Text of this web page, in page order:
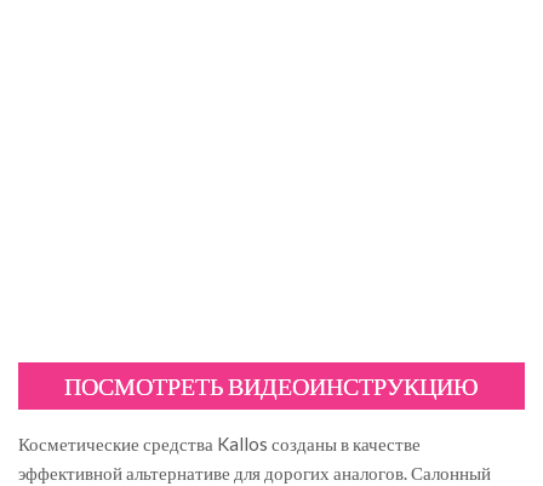
ПОСМОТРЕТЬ ВИДЕОИНСТРУКЦИЮ
Косметические средства Kallos созданы в качестве
эффективной альтернативе для дорогих аналогов. Салонный